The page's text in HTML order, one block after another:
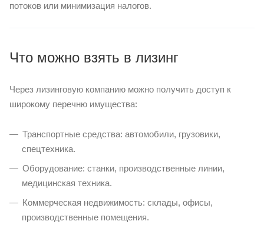
потоков или минимизация налогов.
Что можно взять в лизинг
Через лизинговую компанию можно получить доступ к
широкому перечню имущества:
Транспортные средства: автомобили, грузовики,
спецтехника.
Оборудование: станки, производственные линии,
медицинская техника.
Коммерческая недвижимость: склады, офисы,
производственные помещения.